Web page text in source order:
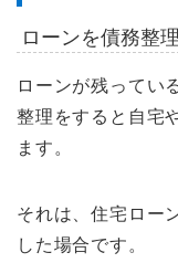
ローンを債務整
ローンが残ってい
整理をすると自宅
ます。
それは、住宅ロー
した場合です。